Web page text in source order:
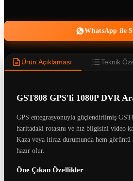
WhatsApp ile
Ürün Açıklaması Teknik
GST808 GPS'li 1080P DVR
GPS entegrasyonuyla güçlendirilmiş
haritadaki rotasını ve hız bilgisini video
Kaza veya itiraz durumunda hem görüntü
hazır olur.
Öne Çıkan Özellikler